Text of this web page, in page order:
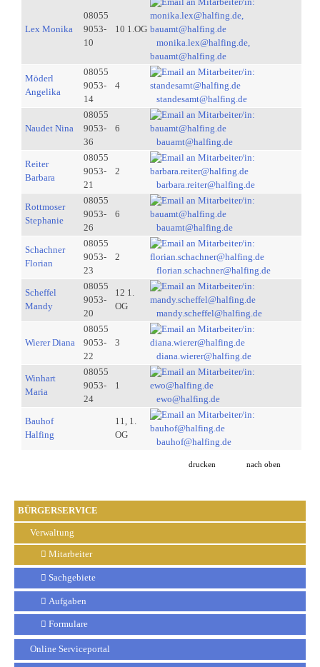
BÜRGERSERVICE
Verwaltung
Mitarbeiter
Sachgebiete
Aufgaben
Formulare
Online Serviceportal
Lex Monika
08055
9053-
10
10 1.OG
monika.lex@halfing.de,
bauamt@halfing.de
Möderl
Angelika
08055
9053-
14
4
standesamt@halfing.de
Naudet Nina
08055
9053-
36
6
bauamt@halfing.de
Reiter
Barbara
08055
9053-
21
2
barbara.reiter@halfing.de
Rottmoser
Stephanie
08055
9053-
26
6
bauamt@halfing.de
Schachner
Florian
08055
9053-
23
2
florian.schachner@halfing.de
Scheffel
Mandy
08055
9053-
20
12 1.
OG
mandy.scheffel@halfing.de
Wierer Diana
08055
9053-
22
3
diana.wierer@halfing.de
Winhart
Maria
08055
9053-
24
1
ewo@halfing.de
Bauhof
Halfing
11, 1.
OG
bauhof@halfing.de
drucken nach oben